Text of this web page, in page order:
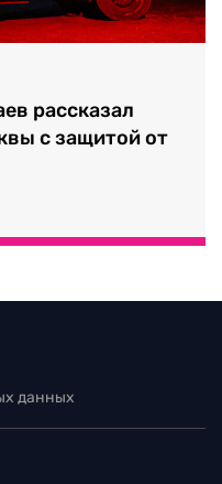
рассказал
с защитой от
данных